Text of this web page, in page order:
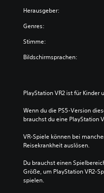
Herausgeber:
Genres:
Stimme:
Bildschirmsprachen:
PlayStation VR2 ist für Kinder
Wenn du die PS5-Version
brauchst du eine PlayStation
VR-Spiele können bei
Reisekrankheit auslösen.
Du brauchst einen
Größe, um PlayStation VR2-
spielen.